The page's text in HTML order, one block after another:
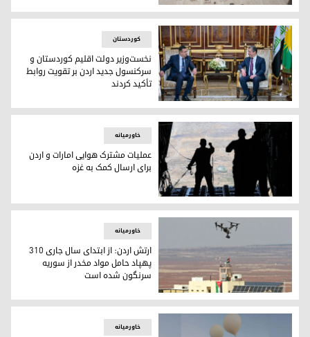
ارتش اردن چندین بالن حامل مواد مخدر را سرنگون کرد
مسرور بارزانی، نخست‌وزیر دولت اقلیم کوردستان، و زیاد
کوردستان
نخست‌وزیر دولت اقلیم کوردستان و
سرکنسول جدید اردن بر تقویت روابط
تأکید کردند
عملیات مشترک هوایی امارات و اردن برای ارسال کمک به غزه
خاورمیانه
عملیات مشترک هوایی امارات و اردن
برای ارسال کمک به غزه
ارتش اردن: از ابتدای سال جاری ۳۱۰ پهپاد حامل مواد مخدر از سوریه سرنگون شده است
خاورمیانه
ارتش اردن: از ابتدای سال جاری ۳۱۰
پهپاد حامل مواد مخدر از سوریه
سرنگون شده است
خاورمیانه